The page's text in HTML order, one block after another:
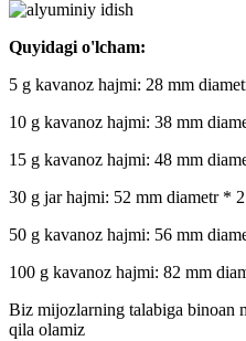
Quyidagi o'lcham:
5 g kavanoz hajmi: 28 mm
10 g kavanoz hajmi: 38 mm
15 g kavanoz hajmi: 48 mm
30 g jar hajmi: 52 mm diametr *
50 g kavanoz hajmi: 56 mm
100 g kavanoz hajmi: 82 mm
Biz mijozlarning talabiga binoan
qila olamiz